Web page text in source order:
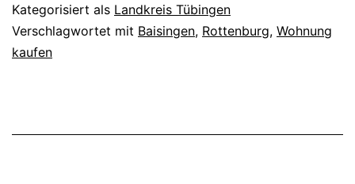
Kategorisiert als Landkreis Tübingen
Verschlagwortet mit Baisingen, Rottenburg, Wohnung
kaufen